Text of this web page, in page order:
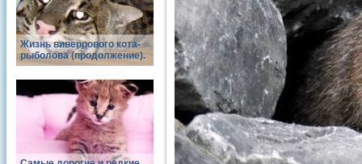
Жизнь виверрового кота-
рыболова (продолжение).